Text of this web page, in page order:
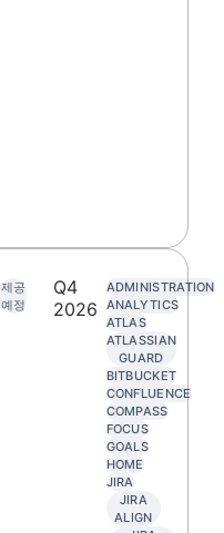
제공
예정
Q4
2026
ADMINISTRATION
ANALYTICS
ATLAS
ATLASSIAN
GUARD
BITBUCKET
CONFLUENCE
COMPASS
FOCUS
GOALS
HOME
JIRA
JIRA
ALIGN